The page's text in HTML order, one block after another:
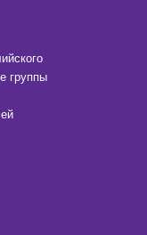
группы